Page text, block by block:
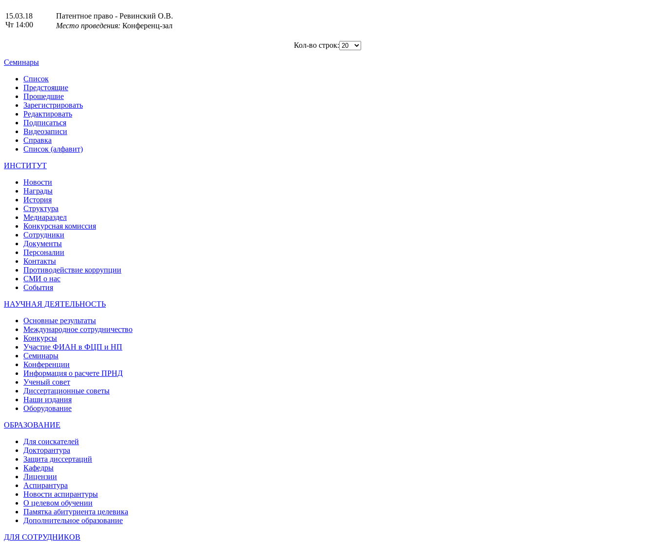
15.03.18
Чт 14:00
Патентное право - Ревинский О.В.
Место проведения: Конференц-зал
Кол-во строк:
Семинары
Список
Предстоящие
Прошедшие
Зарегистрировать
Редактировать
Подписаться
Видеозаписи
Справка
Список (алфавит)
ИНСТИТУТ
Новости
Награды
История
Структура
Медиараздел
Конкурсная комиссия
Сотрудники
Документы
Персоналии
Контакты
Противодействие коррупции
СМИ о нас
События
НАУЧНАЯ ДЕЯТЕЛЬНОСТЬ
Основные результаты
Международное сотрудничество
Конкурсы
Участие ФИАН в ФЦП и НП
Семинары
Конференции
Информация о расчете ПРНД
Ученый совет
Диссертационные советы
Наши издания
Оборудование
ОБРАЗОВАНИЕ
Для соискателей
Докторантура
Защита диссертаций
Кафедры
Лицензии
Аспирантура
Новости аспирантуры
О целевом обучении
Памятка абитуриента целевика
Дополнительное образование
ДЛЯ СОТРУДНИКОВ